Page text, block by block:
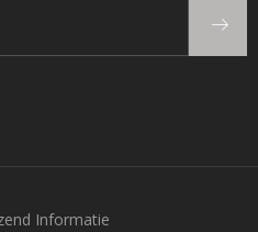
Informatie